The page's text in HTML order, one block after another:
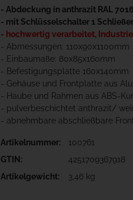
- Abdeckung in anthrazit RAL 7016
- mit Schlüsselschalter 1 Schließer
- hochwertig verarbeitet,
- Abmessungen: 110x90x1100mm
- Einbaumaße: 80x85x160mm
- Befestigungsplatte 160x140mm
- Gehäuse und Frontplatte aus
- Haube und Rahmen aus ABS-
- pulverbeschichtet anthrazit/
- abnehmbare abschließbare
Artikelnummer:
100761
GTIN:
4251709367918
Artikelgewicht:
3,46 kg